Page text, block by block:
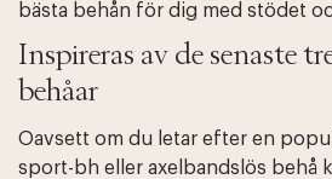
bästa behån för dig med stödet
Inspireras av de senaste
behåar
Oavsett om du letar efter en
sport-bh eller axelbandslös behå